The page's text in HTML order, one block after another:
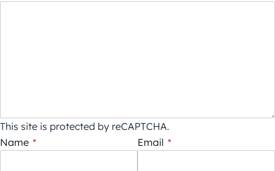
This site is protected by reCAPTCHA.
Name * Email *